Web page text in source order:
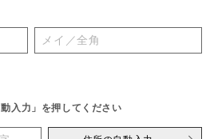
入力」を押してください